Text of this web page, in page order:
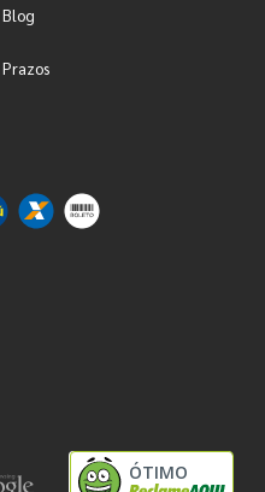
Blog
Prazos
ÓTIMO